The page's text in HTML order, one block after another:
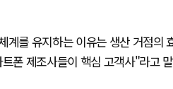
를 유지하는 이유는 생산 거점의
폰 제조사들이 핵심 고객사"라고